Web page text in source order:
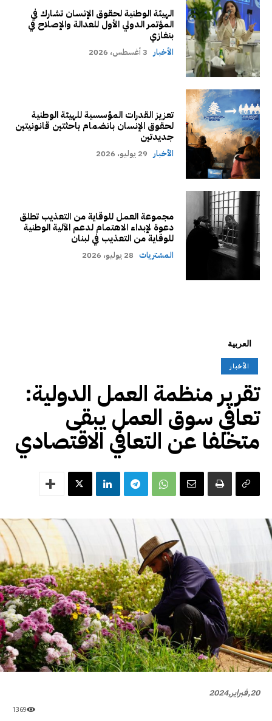
الهيئة الوطنية لحقوق الإنسان تشارك في
المؤتمر الدولي الأول للعدالة والإصلاح في
بنغازي
الأخبار 3 أغسطس، 2026
تعزيز القدرات المؤسسية للهيئة الوطنية
لحقوق الإنسان بانضمام باحثتين قانونيتين
جديدتين
الأخبار 29 يوليو، 2026
مجموعة العمل للوقاية من التعذيب تطلق
دعوة لإبداء الاهتمام لدعم الآلية الوطنية
للوقاية من التعذيب في لبنان
المشتريات 28 يوليو، 2026